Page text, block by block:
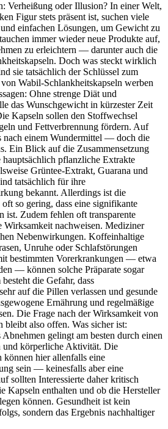
Verheißung oder Illusion? In einer Welt,
Figur stets präsent ist, suchen viele
einfachen Lösungen, um Gewicht zu
immer wieder neue Produkte auf,
zu erleichtern — darunter auch die
Doch was steckt wirklich
sie tatsächlich der Schlüssel zum
Wabil-Schlankheitskapseln werben
Ohne strenge Diät und
das Wunschgewicht in kürzester Zeit
Kapseln sollen den Stoffwechsel
und Fettverbrennung fördern. Auf
nach einem Wundermittel — doch die
Ein Blick auf die Zusammensetzung
hauptsächlich pflanzliche Extrakte
Grüntee-Extrakt, Guarana und
tatsächlich für ihre
bekannt. Allerdings ist die
so gering, dass eine signifikante
ist. Zudem fehlen oft transparente
Wirksamkeit nachweisen. Mediziner
Nebenwirkungen. Koffeinhaltige
Unruhe oder Schlafstörungen
bestimmten Vorerkrankungen — etwa
— können solche Präparate sogar
die Gefahr, dass
auf die Pillen verlassen und gesunde
Ernährung und regelmäßige
Die Frage nach der Wirksamkeit von
bleibt also offen. Was sicher ist:
gelingt am besten durch einen
und körperliche Aktivität. Die
können hier allenfalls eine
sein — keinesfalls aber eine
sollten Interessierte daher kritisch
Kapseln enthalten und ob die Hersteller
können. Gesundheit ist kein
sondern das Ergebnis nachhaltiger